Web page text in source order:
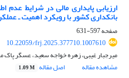
ارزیابی پایداری مالی در شرایط
بانکداری کشور با رویکرد اهمیت ـ
صفحه597-631
10.22059/frj.2025.377710.1007610
میرجبار غیبی، زهره خواجه سعید، عسگر پاک
مشاهده مقاله
اصل مقاله 1.09 M